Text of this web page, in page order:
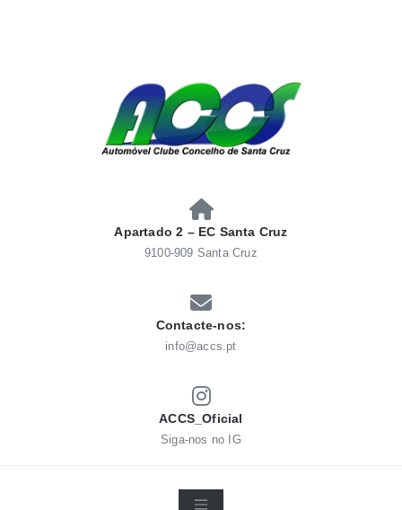
CONCELHO SANTACRUZ
Apartado 2 – EC Santa Cruz
9100-909 Santa Cruz
Contacte-nos:
info@accs.pt
ACCS_Oficial
Siga-nos no IG